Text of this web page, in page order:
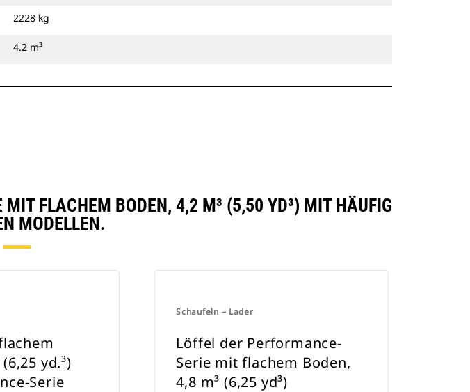
2228 kg
4.2 m³
MIT FLACHEM BODEN, 4,2 M³ (5,50 YD³) MIT HÄUFIG
MODELLEN.
yd.³)
Serie
Schaufeln – Lader
Löffel der Performance-
Serie mit flachem Boden,
4,8 m³ (6,25 yd³)